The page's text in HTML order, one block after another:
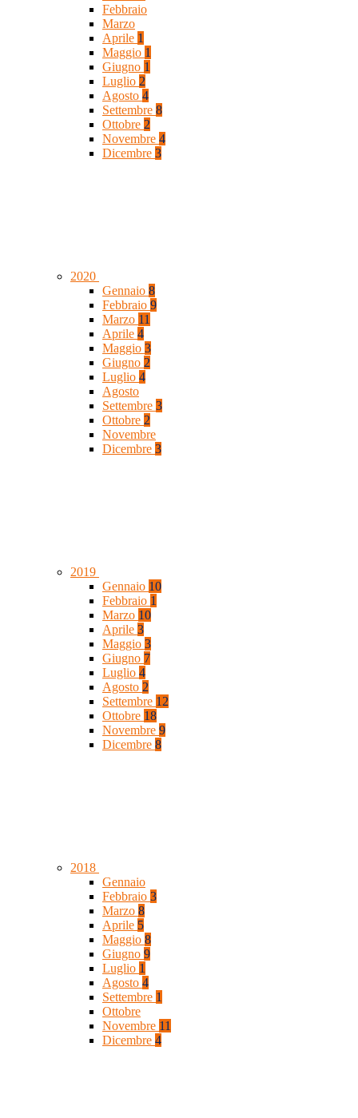
Febbraio
Marzo
Aprile 1
Maggio 1
Giugno 1
Luglio 2
Agosto 4
Settembre 8
Ottobre 2
Novembre 4
Dicembre 3
2020
Gennaio 8
Febbraio 9
Marzo 11
Aprile 4
Maggio 3
Giugno 2
Luglio 4
Agosto
Settembre 3
Ottobre 2
Novembre
Dicembre 3
2019
Gennaio 10
Febbraio 1
Marzo 10
Aprile 3
Maggio 3
Giugno 7
Luglio 4
Agosto 2
Settembre 12
Ottobre 18
Novembre 9
Dicembre 8
2018
Gennaio
Febbraio 3
Marzo 8
Aprile 5
Maggio 8
Giugno 9
Luglio 1
Agosto 4
Settembre 1
Ottobre
Novembre 11
Dicembre 4